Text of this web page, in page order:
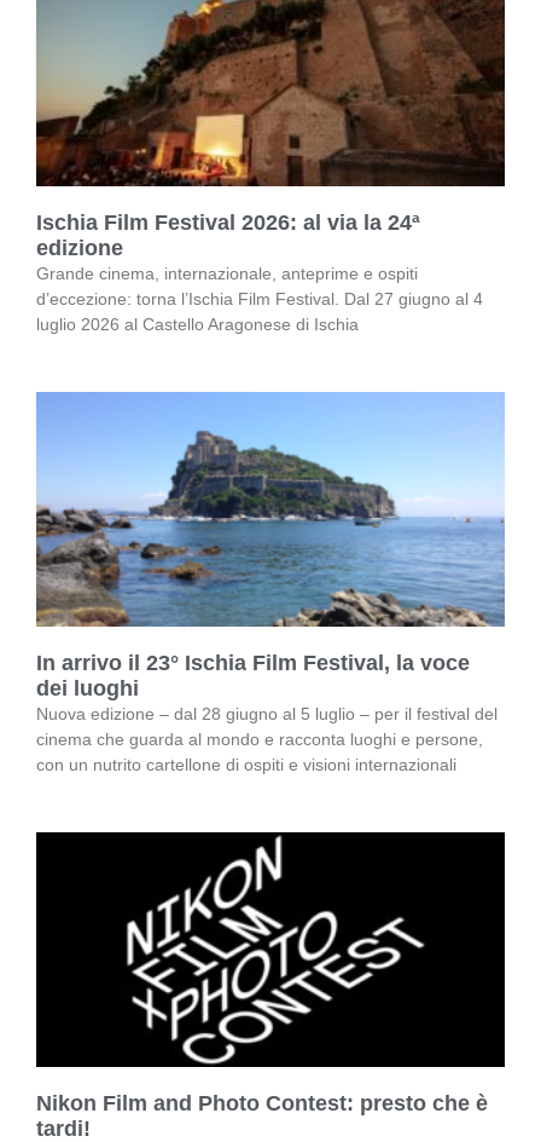
Ischia Film Festival 2026: al via la 24ª
edizione
Grande cinema, internazionale, anteprime e ospiti
d’eccezione: torna l’Ischia Film Festival. Dal 27 giugno al 4
luglio 2026 al Castello Aragonese di Ischia
In arrivo il 23° Ischia Film Festival, la voce
dei luoghi
Nuova edizione – dal 28 giugno al 5 luglio – per il festival del
cinema che guarda al mondo e racconta luoghi e persone,
con un nutrito cartellone di ospiti e visioni internazionali
Nikon Film and Photo Contest: presto che è
tardi!